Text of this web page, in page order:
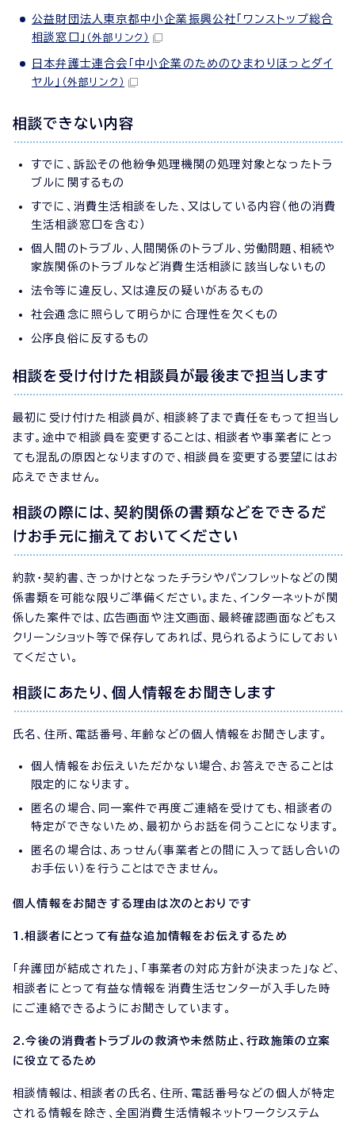
公益財団法人東京都中小企業振興公社「ワンストップ総合
相談窓口」 （外部リンク）
日本弁護士連合会「中小企業のためのひまわりほっとダイ
ヤル」 （外部リンク）
相談できない内容
すでに、訴訟その他紛争処理機関の処理対象となったトラ
ブルに関するもの
すでに、消費生活相談をした、又はしている内容（他の消費
生活相談窓口を含む）
個人間のトラブル、人間関係のトラブル、労働問題、相続や
家族関係のトラブルなど消費生活相談に該当しないもの
法令等に違反し、又は違反の疑いがあるもの
社会通念に照らして明らかに合理性を欠くもの
公序良俗に反するもの
相談を受け付けた相談員が最後まで担当します
最初に受け付けた相談員が、相談終了まで責任をもって担当し
ます。途中で相談員を変更することは、相談者や事業者にとっ
ても混乱の原因となりますので、相談員を変更する要望にはお
応えできません。
相談の際には、契約関係の書類などをできるだ
けお手元に揃えておいてください
約款・契約書、きっかけとなったチラシやパンフレットなどの関
係書類を可能な限りご準備ください。また、インターネットが関
係した案件では、広告画面や注文画面、最終確認画面などもス
クリーンショット等で保存してあれば、見られるようにしておい
てください。
相談にあたり、個人情報をお聞きします
氏名、住所、電話番号、年齢などの個人情報をお聞きします。
個人情報をお伝えいただかない場合、お答えできることは
限定的になります。
匿名の場合、同一案件で再度ご連絡を受けても、相談者の
特定ができないため、最初からお話を伺うことになります。
匿名の場合は、あっせん（事業者との間に入って話し合いの
お手伝い）を行うことはできません。
個人情報をお聞きする理由は次のとおりです
1.相談者にとって有益な追加情報をお伝えするため
「弁護団が結成された」、「事業者の対応方針が決まった」など、
相談者にとって有益な情報を消費生活センターが入手した時
にご連絡できるようにお聞きしています。
2.今後の消費者トラブルの救済や未然防止、行政施策の立案
に役立てるため
相談情報は、相談者の氏名、住所、電話番号などの個人が特定
される情報を除き、全国消費生活情報ネットワークシステム